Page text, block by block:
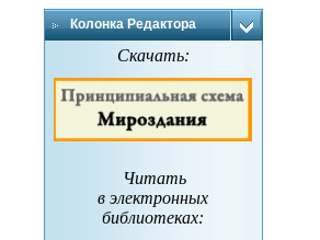
Колонка Редактора
Скачать:
Читать
в электронных
библиотеках: